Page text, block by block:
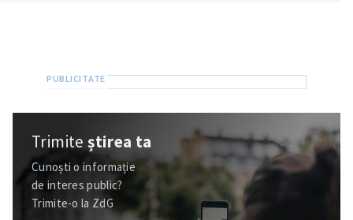
Trimiteștirea ta
Cunoști o informație
de interes public?
Trimite-o la ZdG